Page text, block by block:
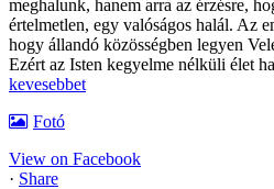
meghalunk, hanem arra az érzésre,
értelmetlen, egy valóságos halál. Az
hogy állandó közösségben legyen
Ezért az Isten kegyelme nélküli élet
kevesebbet
Fotó
View on Facebook
· Share